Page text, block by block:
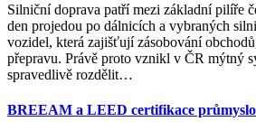
Silniční doprava patří mezi základní pilíře
den projedou po dálnicích a vybraných
vozidel, která zajišťují zásobování
přepravu. Právě proto vznikl v ČR mýtný
spravedlivě rozdělit…
BREEAM a LEED certifikace